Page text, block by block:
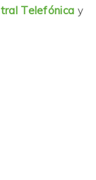
Telefónica y